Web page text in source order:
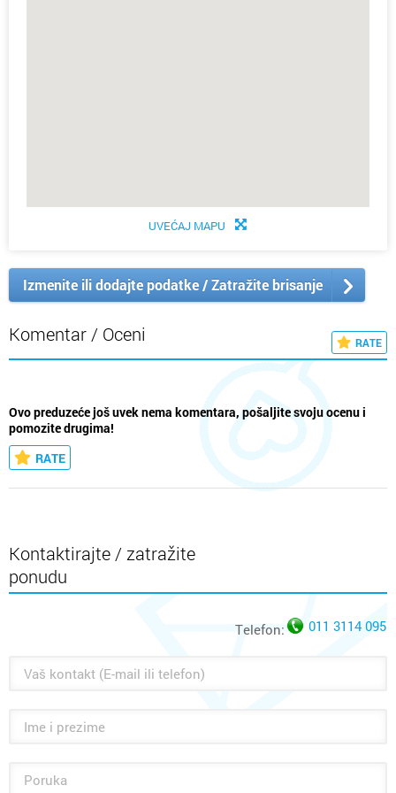
UVEĆAJ MAPU
Izmenite ili dodajte podatke / Zatražite brisanje
Komentar / Oceni RATE
Ovo preduzeće još uvek nema komentara, pošaljite svoju ocenu i
pomozite drugima!
RATE
Kontaktirajte / zatražite
ponudu
Telefon: 011 3114 095